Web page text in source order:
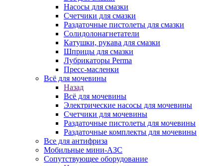
Насосы для смазки
Счетчики для смазки
Раздаточные пистолеты для смазки
Солидолонагнетатели
Катушки, рукава для смазки
Шприцы для смазки
Лубрикаторы Perma
Пресс-масленки
Всё для мочевины
Назад
Всё для мочевины
Электрические насосы для мочевины
Счетчики для мочевины
Раздаточные пистолеты для мочевины
Раздаточные комплекты для мочевины
Все для антифриза
Мобильные мини-АЗС
Сопутствующее оборудование